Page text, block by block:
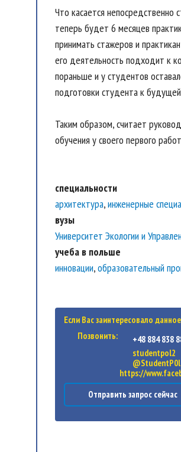
Что касается непосредственно
теперь будет 6 месяцев
принимать стажеров и
его деятельность подходит к
пораньше и у студентов
подготовки студента к
Таким образом, считает
обучения у своего первого
специальности
архитектура,инженерные
вузы
Университет Экологии и
учеба в польше
инновации,образовательный
Если Вас заинтересовало
Позвонить:
+48 884 838
studentpol2
@StudentP0l
https://
Отправить запрос сейчас